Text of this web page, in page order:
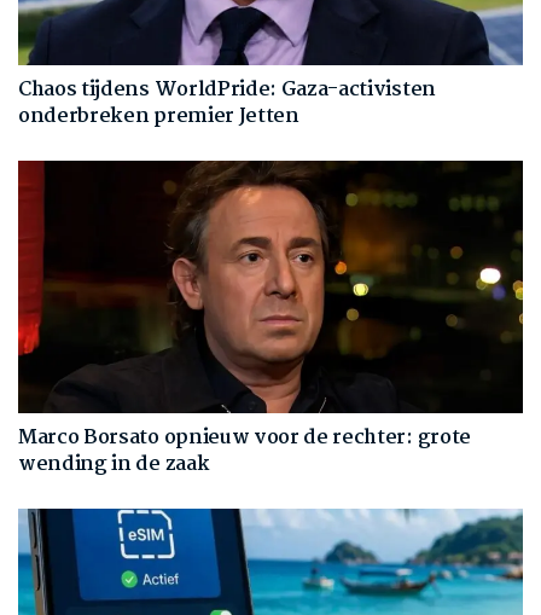
Chaos tijdens WorldPride: Gaza-activisten
onderbreken premier Jetten
Marco Borsato opnieuw voor de rechter: grote
wending in de zaak